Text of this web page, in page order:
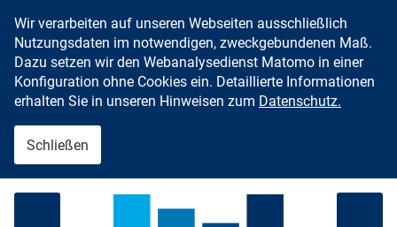
Zum Inhalt springen
Wir verarbeiten auf unseren Webseiten ausschließlich
Nutzungsdaten im notwendigen, zweckgebundenen Maß.
Dazu setzen wir den Webanalysedienst Matomo in einer
Konfiguration ohne Cookies ein. Detaillierte Informationen
erhalten Sie in unseren Hinweisen zum Datenschutz.
Schließen